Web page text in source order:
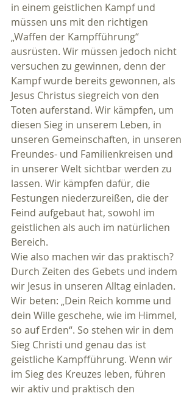
in einem geistlichen Kampf und
müssen uns mit den richtigen
„Waffen der Kampfführung“
ausrüsten. Wir müssen jedoch nicht
versuchen zu gewinnen, denn der
Kampf wurde bereits gewonnen, als
Jesus Christus siegreich von den
Toten auferstand. Wir kämpfen, um
diesen Sieg in unserem Leben, in
unseren Gemeinschaften, in unseren
Freundes- und Familienkreisen und
in unserer Welt sichtbar werden zu
lassen. Wir kämpfen dafür, die
Festungen niederzureißen, die der
Feind aufgebaut hat, sowohl im
geistlichen als auch im natürlichen
Bereich.
Wie also machen wir das praktisch?
Durch Zeiten des Gebets und indem
wir Jesus in unseren Alltag einladen.
Wir beten: „Dein Reich komme und
dein Wille geschehe, wie im Himmel,
so auf Erden“. So stehen wir in dem
Sieg Christi und genau das ist
geistliche Kampfführung. Wenn wir
im Sieg des Kreuzes leben, führen
wir aktiv und praktisch den